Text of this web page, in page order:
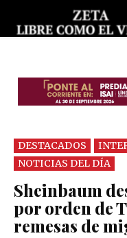
DESTACADOS
NOTICIAS DEL DÍA
Sheinbaum
por orden de
remesas de